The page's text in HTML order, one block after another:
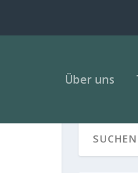
Über uns